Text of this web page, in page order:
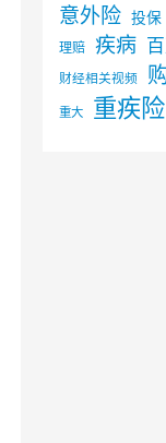
意外险 投保
理赔 疾病
财经相关视频
重大 重疾险